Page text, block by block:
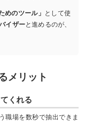
めのツール」 として使
イザーと進めるのが、
メリット
くれる
職場を数秒で抽出できま